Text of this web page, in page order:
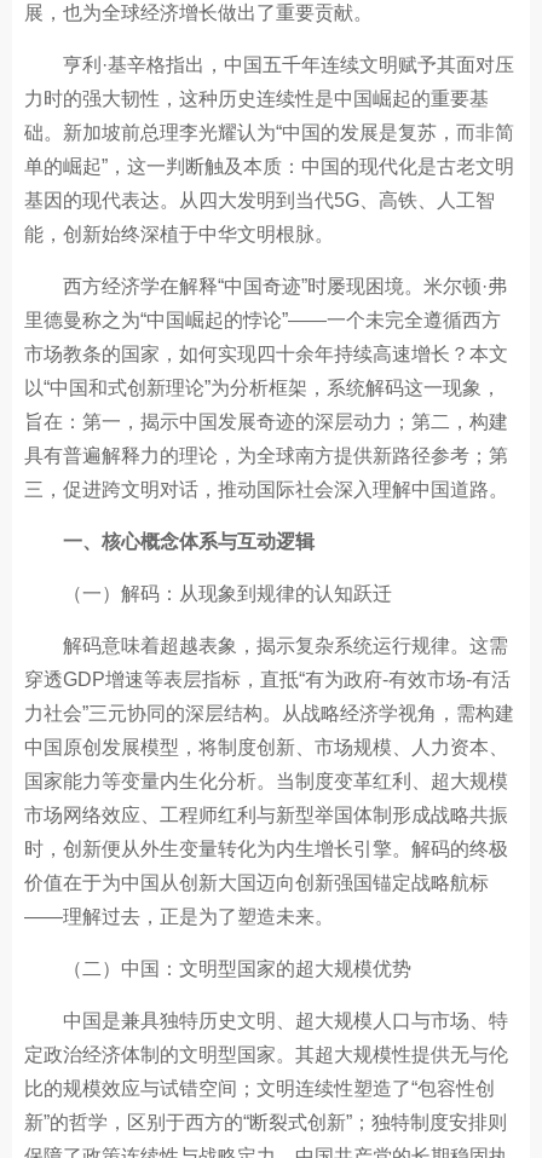
展，也为全球经济增长做出了重要贡献。
亨利·基辛格指出，中国五千年连续文明赋予其面对压
力时的强大韧性，这种历史连续性是中国崛起的重要基
础。新加坡前总理李光耀认为“中国的发展是复苏，而非简
单的崛起”，这一判断触及本质：中国的现代化是古老文明
基因的现代表达。从四大发明到当代5G、高铁、人工智
能，创新始终深植于中华文明根脉。
西方经济学在解释“中国奇迹”时屡现困境。米尔顿·弗
里德曼称之为“中国崛起的悖论”——一个未完全遵循西方
市场教条的国家，如何实现四十余年持续高速增长？本文
以“中国和式创新理论”为分析框架，系统解码这一现象，
旨在：第一，揭示中国发展奇迹的深层动力；第二，构建
具有普遍解释力的理论，为全球南方提供新路径参考；第
三，促进跨文明对话，推动国际社会深入理解中国道路。
一、核心概念体系与互动逻辑
（一）解码：从现象到规律的认知跃迁
解码意味着超越表象，揭示复杂系统运行规律。这需
穿透GDP增速等表层指标，直抵“有为政府-有效市场-有活
力社会”三元协同的深层结构。从战略经济学视角，需构建
中国原创发展模型，将制度创新、市场规模、人力资本、
国家能力等变量内生化分析。当制度变革红利、超大规模
市场网络效应、工程师红利与新型举国体制形成战略共振
时，创新便从外生变量转化为内生增长引擎。解码的终极
价值在于为中国从创新大国迈向创新强国锚定战略航标
——理解过去，正是为了塑造未来。
（二）中国：文明型国家的超大规模优势
中国是兼具独特历史文明、超大规模人口与市场、特
定政治经济体制的文明型国家。其超大规模性提供无与伦
比的规模效应与试错空间；文明连续性塑造了“包容性创
新”的哲学，区别于西方的“断裂式创新”；独特制度安排则